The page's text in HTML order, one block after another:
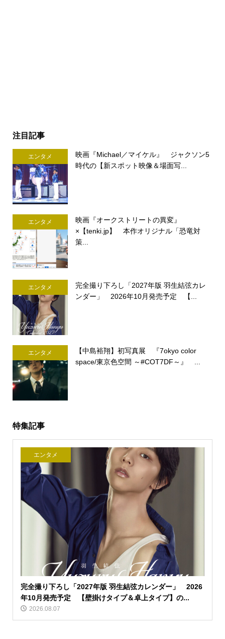
注目記事
エンタメ
映画『Michael／マイケル』 ジャクソン5
時代の【新スポット映像＆場面写...
エンタメ
映画『オークストリートの異変』
×【tenki.jp】 本作オリジナル「恐竜対
策...
エンタメ
完全撮り下ろし「2027年版 羽生結弦カレ
ンダー」 2026年10月発売予定 【...
エンタメ
【中島裕翔】初写真展 『7okyo color
space/東京色空間 ～#COT7DF～』 ...
特集記事
エンタメ
完全撮り下ろし「2027年版 羽生結弦カレンダー」 2026
年10月発売予定 【壁掛けタイプ＆卓上タイプ】の...
2026.08.07